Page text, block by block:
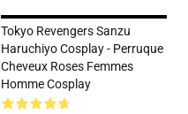
Tokyo Revengers Sanzu
Haruchiyo Cosplay - Perruque
Cheveux Roses Femmes
Homme Cosplay